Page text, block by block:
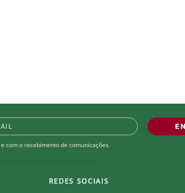
e com o recebimento de comunicações.
REDES SOCIAIS